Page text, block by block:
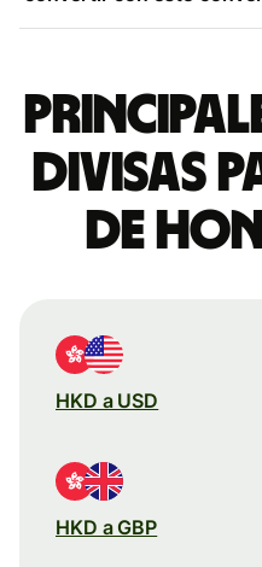
divisas
de
HKD a USD
HKD a GBP